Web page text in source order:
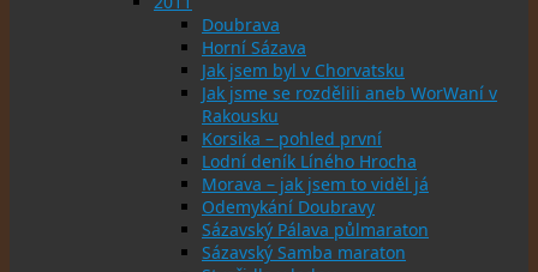
Doubrava
Horní Sázava
Jak jsem byl v Chorvatsku
Jak jsme se rozdělili aneb WorWaní v
Rakousku
Korsika – pohled první
Lodní deník Líného Hrocha
Morava – jak jsem to viděl já
Odemykání Doubravy
Sázavský Pálava půlmaraton
Sázavský Samba maraton